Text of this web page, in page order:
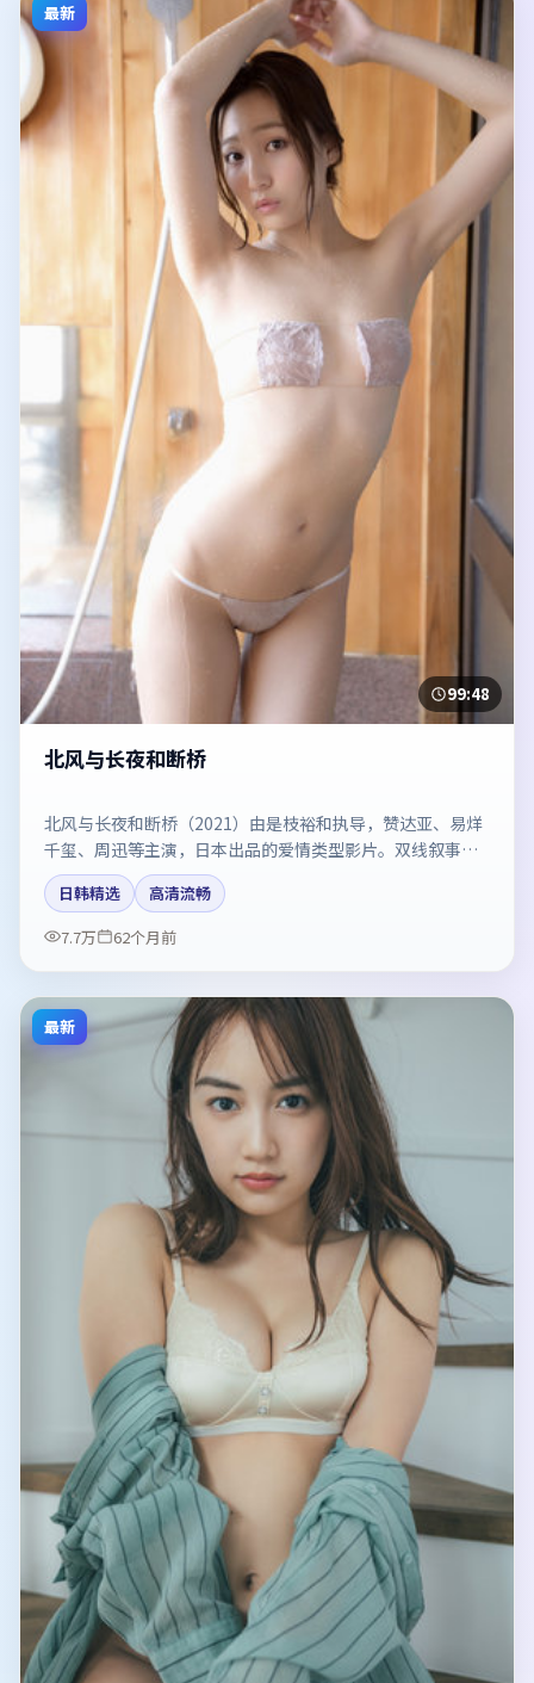
最新
99:48
北风与长夜和断桥
北风与长夜和断桥（2021）由是枝裕和执导，赞达亚、易烊
千玺、周迅等主演，日本出品的爱情类型影片。双线叙事把
悬念保持到最后一刻。剧情简介与主创信息可供检索参考，
上映日期以片方资料为准。
日韩精选
高清流畅
7.7万
62个月前
最新